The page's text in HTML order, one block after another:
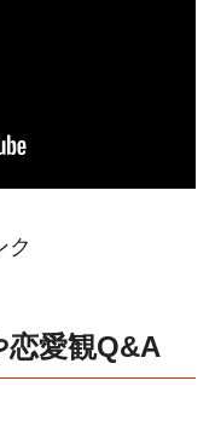
ク
恋愛観Q&A